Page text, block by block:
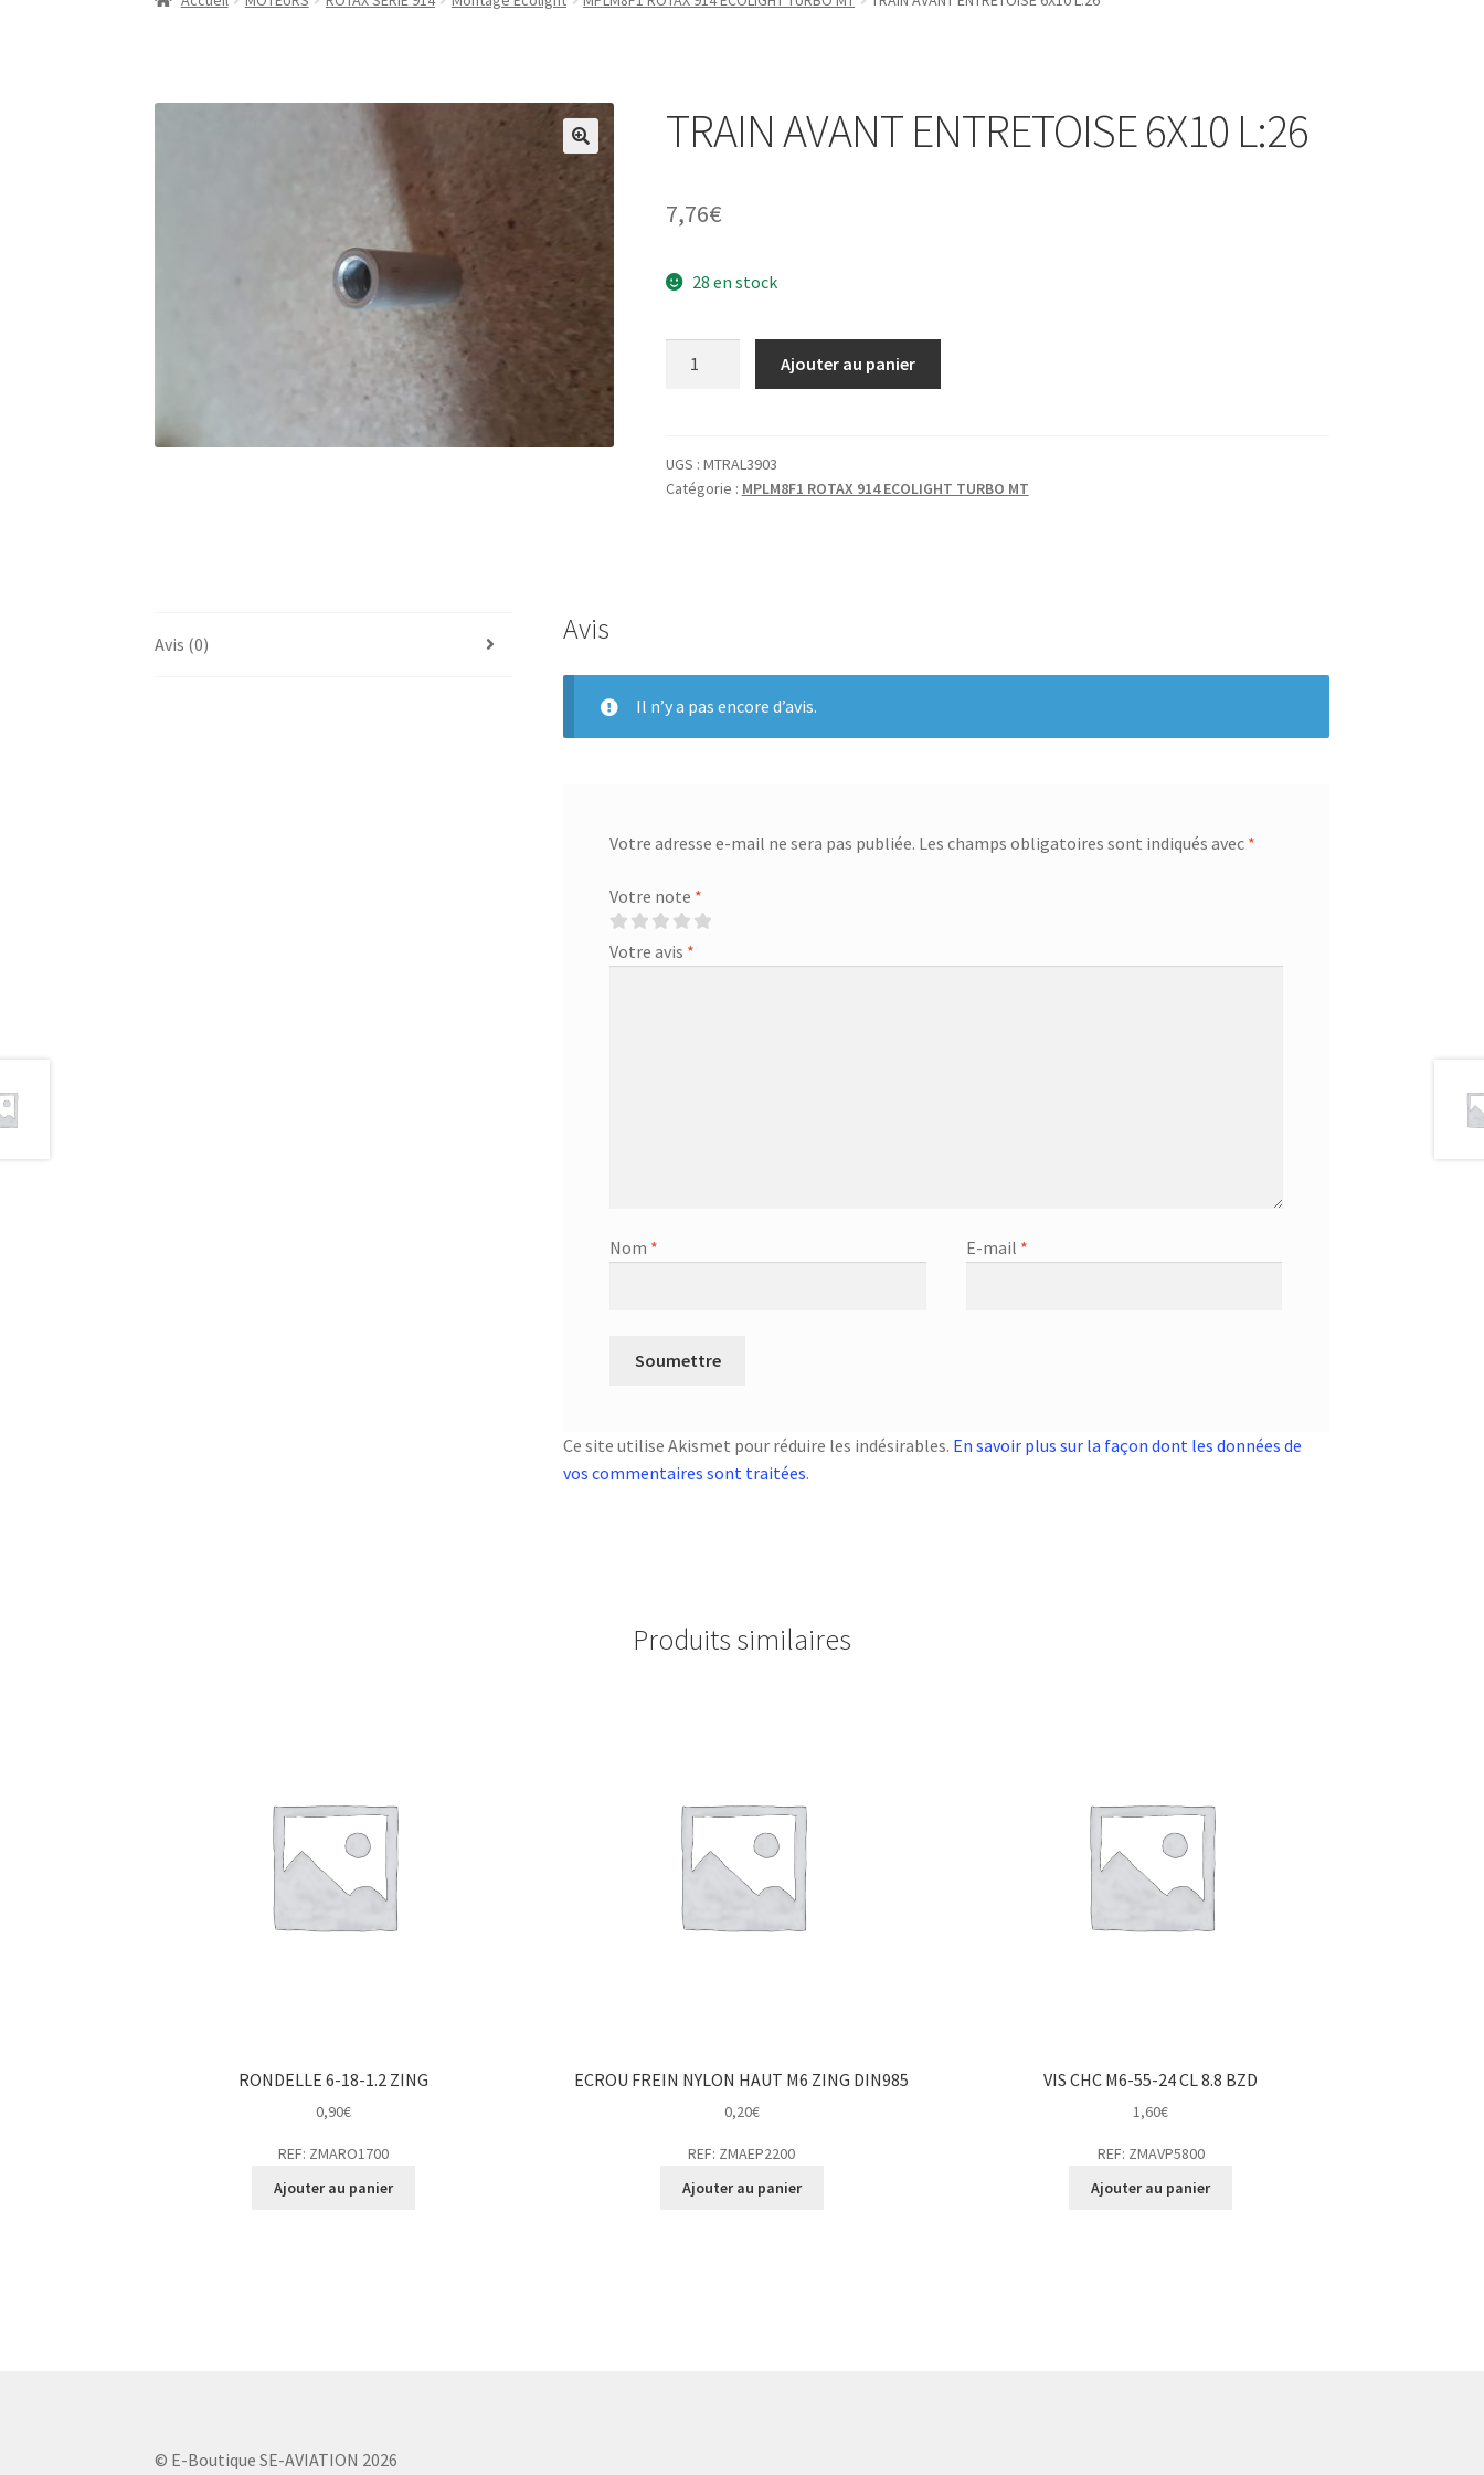
TRAIN AVANT ENTRETOISE 6X10 L:26
7,76€
28 en stock
ENTRETOISE
6X10
Ajouter au panier
UGS : MTRAL3903
Catégorie : MPLM8F1 ROTAX 914 ECOLIGHT TURBO MT
Avis (0) Avis
Il n’y a pas encore d’avis.
Votre adresse e-mail ne sera pas publiée. Les champs obligatoires sont indiqués avec *
Votre note *
Votre avis *
Nom * E-mail *
Ce site utilise Akismet pour réduire les indésirables. En savoir plus sur la façon dont les données de
vos commentaires sont traitées.
Produits similaires
RONDELLE 6-18-1.2 ZING
0,90€
REF: ZMARO1700
Ajouter au panier
ECROU FREIN NYLON HAUT M6 ZING DIN985
0,20€
REF: ZMAEP2200
Ajouter au panier
VIS CHC M6-55-24 CL 8.8 BZD
1,60€
REF: ZMAVP5800
Ajouter au panier
© E-Boutique SE-AVIATION 2026